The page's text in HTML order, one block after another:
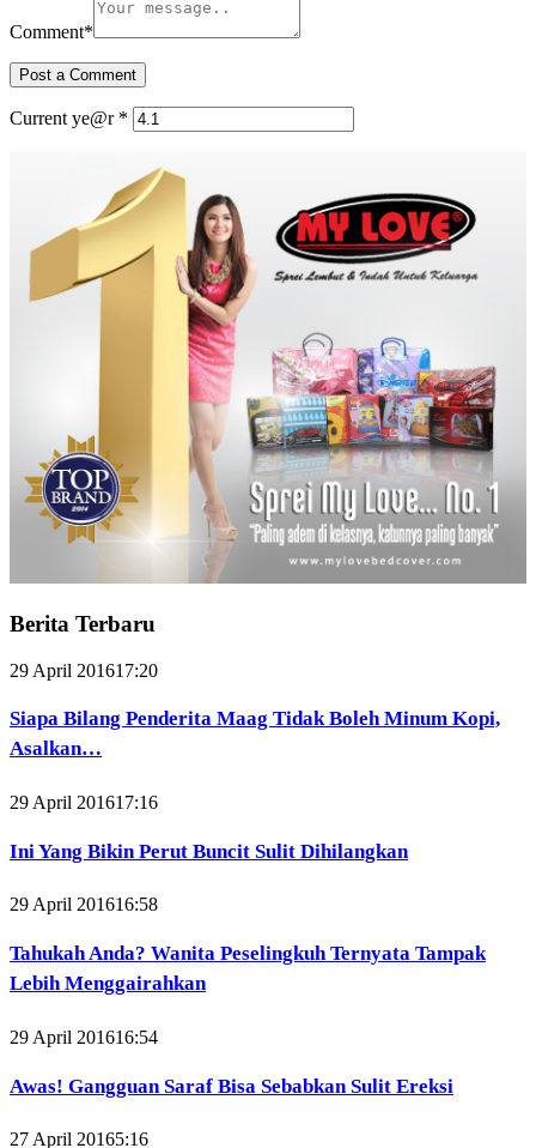
Comment*
Current ye@r *
Berita Terbaru
29 April 201617:20
Siapa Bilang Penderita Maag Tidak Boleh Minum Kopi,
Asalkan…
29 April 201617:16
Ini Yang Bikin Perut Buncit Sulit Dihilangkan
29 April 201616:58
Tahukah Anda? Wanita Peselingkuh Ternyata Tampak
Lebih Menggairahkan
29 April 201616:54
Awas! Gangguan Saraf Bisa Sebabkan Sulit Ereksi
27 April 20165:16